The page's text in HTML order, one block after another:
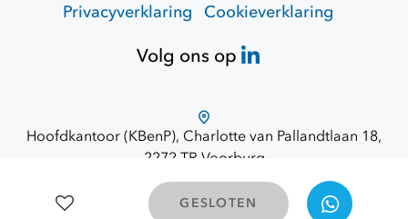
GESLOTEN
Privacyverklaring Cookieverklaring
Volg ons op
Hoofdkantoor (KBenP), Charlotte van Pallandtlaan 18,
2272 TR Voorburg
Route via Google Maps
© 2026 Opdracht Overheid